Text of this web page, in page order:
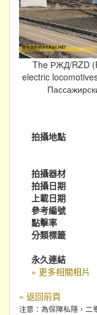
The РЖД/RZD
electric
拍攝地點
拍攝器材
拍攝日期
上載日期
參考編號
點擊率
分類標籤
永久連結
» 更多相關相片
« 返回前頁
注意：為保障私隱，二